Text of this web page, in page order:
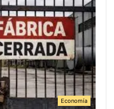
Economía